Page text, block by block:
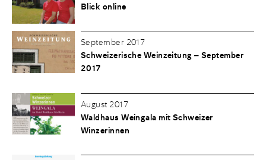
Blick online
September 2017
Schweizerische Weinzeitung – September
2017
August 2017
Waldhaus Weingala mit Schweizer
Winzerinnen